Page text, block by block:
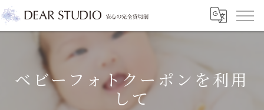
ベビーフォトクーポンを利用
して